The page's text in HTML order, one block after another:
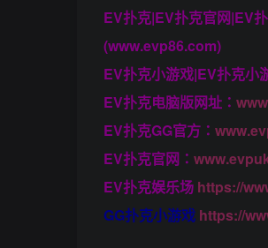
EV扑克|EV扑克官网|EV
(www.evp86.com)
EV扑克小游戏|EV扑克
EV扑克电脑版网址：
EV扑克GG官方：
EV扑克官网：
EV扑克娱乐场 https://
GG扑克小游戏 https://